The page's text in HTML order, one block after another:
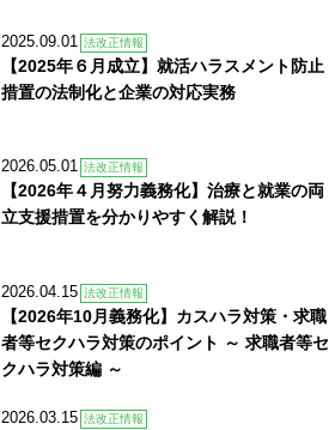
2025.09.01 法改正情報
【2025年６月成立】就活ハラスメント防止
措置の法制化と企業の対応実務
2026.05.01 法改正情報
【2026年４月努力義務化】治療と就業の両
立支援措置を分かりやすく解説！
2026.04.15 法改正情報
【2026年10月義務化】カスハラ対策・求職
者等セクハラ対策のポイント ～ 求職者等セ
クハラ対策編 ～
2026.03.15 法改正情報